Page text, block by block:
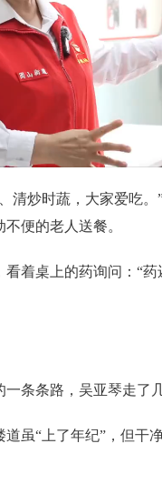
炒时蔬，大家爱吃。
便的老人送餐。
桌上的药询问：“药
条路，吴亚琴走了几
“上了年纪”，但干净